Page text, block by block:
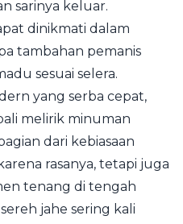
sarinya keluar.
dinikmati dalam
tambahan pemanis
sesuai selera.
yang serba cepat,
melirik minuman
dari kebiasaan
rasanya, tetapi juga
tenang di tengah
jahe sering kali